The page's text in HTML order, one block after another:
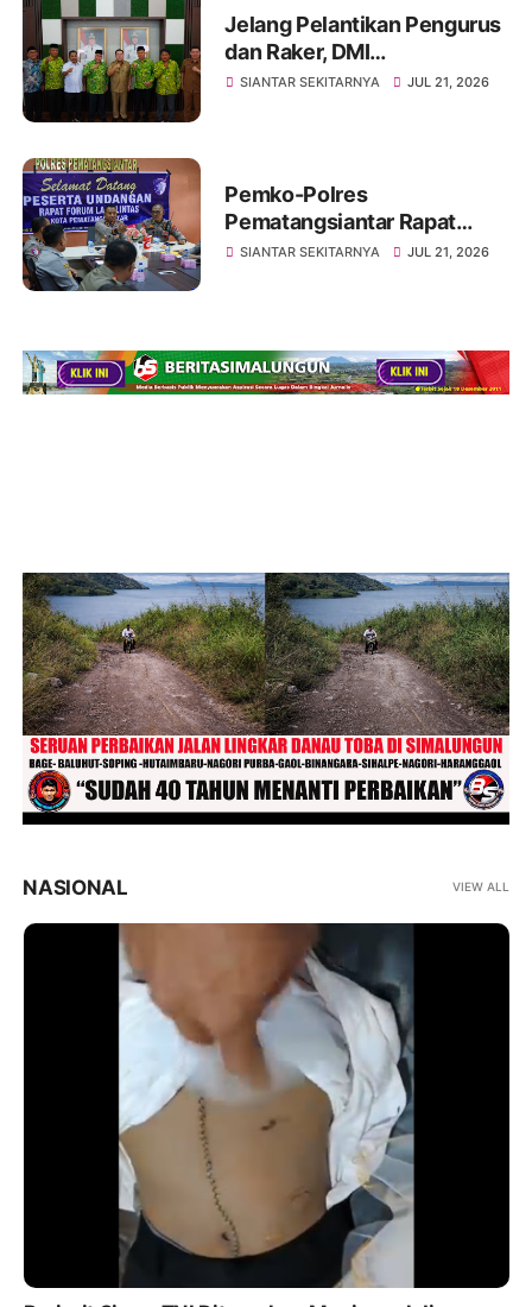
Jelang Pelantikan Pengurus
dan Raker, DMI
Pematangsiantar
SIANTAR SEKITARNYA JUL 21, 2026
Pemko-Polres
Pematangsiantar Rapat
Bahas Kesiapan Sumatera
SIANTAR SEKITARNYA JUL 21, 2026
NASIONAL VIEW ALL